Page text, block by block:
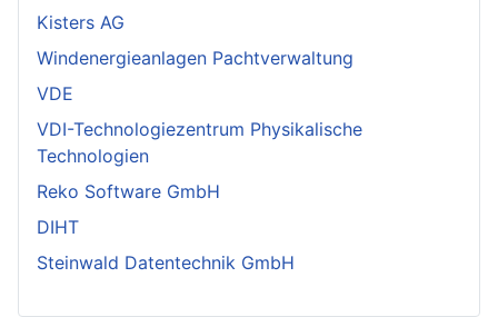
Kisters AG
Windenergieanlagen Pachtverwaltung
VDE
VDI-Technologiezentrum Physikalische
Technologien
Reko Software GmbH
DIHT
Steinwald Datentechnik GmbH